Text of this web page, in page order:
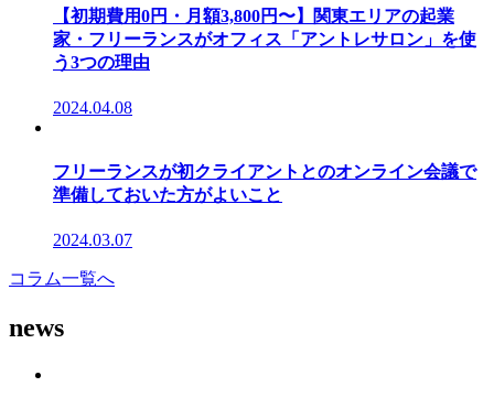
【初期費用0円・月額3,800円〜】関東エリアの起業
家・フリーランスがオフィス「アントレサロン」を使
う3つの理由
2024.04.08
フリーランスが初クライアントとのオンライン会議で
準備しておいた方がよいこと
2024.03.07
コラム一覧へ
news